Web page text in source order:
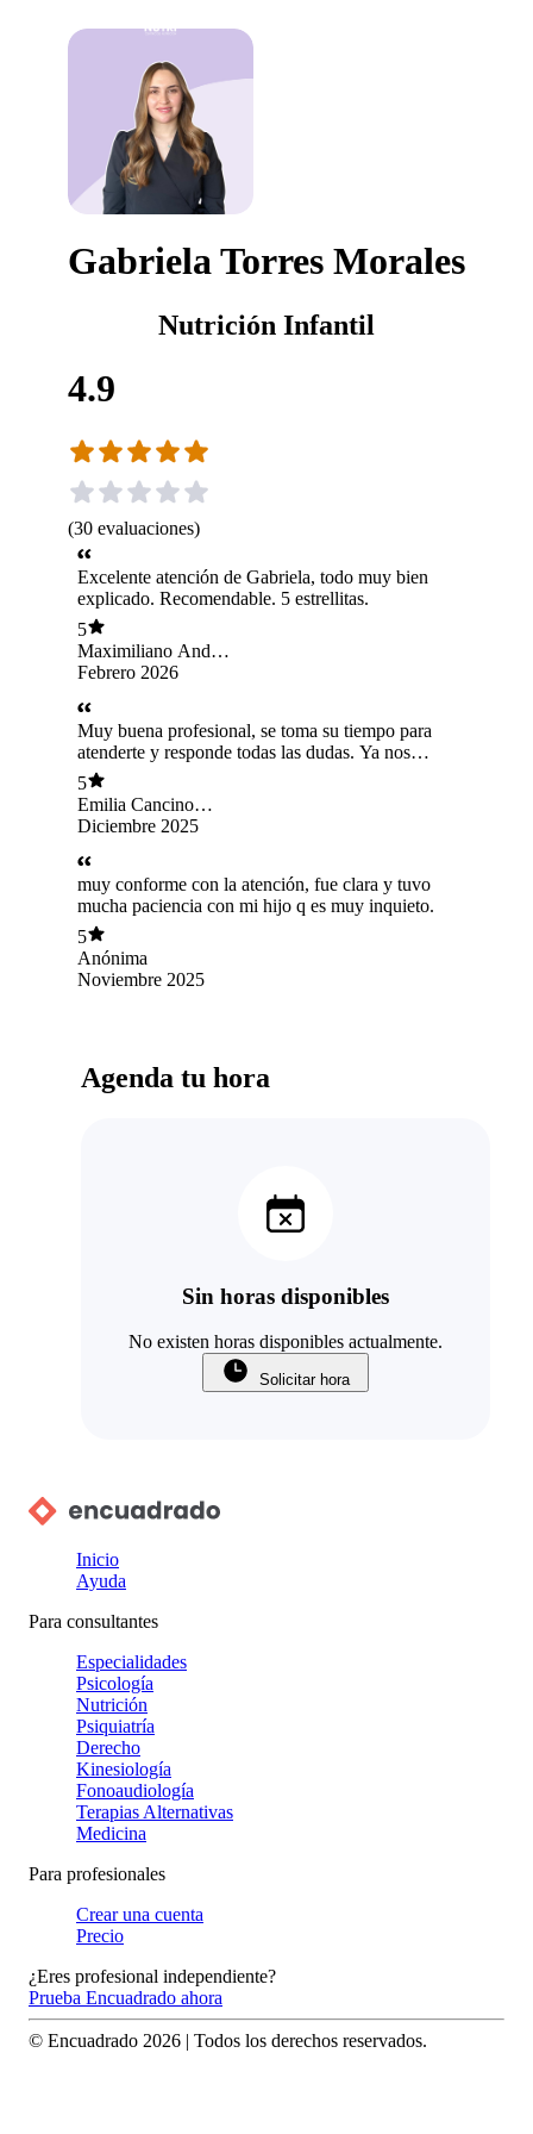
Gabriela Torres Morales
Nutrición Infantil
4.9
(30 evaluaciones)
Excelente atención de Gabriela, todo muy bien
explicado. Recomendable. 5 estrellitas.
5
Maximiliano Andrés
Maturana Burgos
Febrero 2026
Muy buena profesional, se toma su tiempo para
atenderte y responde todas las dudas. Ya nos
hemos atendido 2 veces con ella
5
Emilia Cancino
Pacheco
Diciembre 2025
muy conforme con la atención, fue clara y tuvo
mucha paciencia con mi hijo q es muy inquieto.
5
Anónima
Noviembre 2025
Agenda tu hora
Sin horas disponibles
No existen horas disponibles actualmente.
Solicitar hora
Inicio
Ayuda
Para consultantes
Especialidades
Psicología
Nutrición
Psiquiatría
Derecho
Kinesiología
Fonoaudiología
Terapias Alternativas
Medicina
Para profesionales
Crear una cuenta
Precio
¿Eres profesional independiente?
Prueba Encuadrado ahora
© Encuadrado 2026 | Todos los derechos reservados.